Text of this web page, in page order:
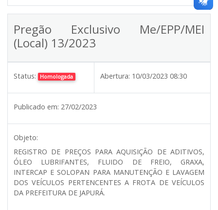
Pregão Exclusivo Me/EPP/MEI
(Local) 13/2023
Status: Homologada Abertura: 10/03/2023 08:30
Publicado em: 27/02/2023
Objeto:
REGISTRO DE PREÇOS PARA AQUISIÇÃO DE ADITIVOS,
ÓLEO LUBRIFANTES, FLUIDO DE FREIO, GRAXA,
INTERCAP E SOLOPAN PARA MANUTENÇÃO E LAVAGEM
DOS VEÍCULOS PERTENCENTES A FROTA DE VEÍCULOS
DA PREFEITURA DE JAPURÁ.